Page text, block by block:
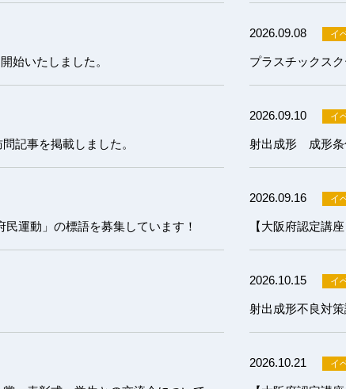
始いたしました。
記事を掲載しました。
民運動」の標語を募集しています！
2026.09.08
プラスチックス
2026.09.10
2026.09.16
2026.10.15
射出成形不良対
2026.10.21